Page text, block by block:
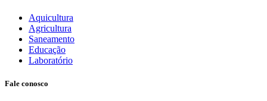
Aquicultura
Agricultura
Saneamento
Educação
Laboratório
Fale conosco